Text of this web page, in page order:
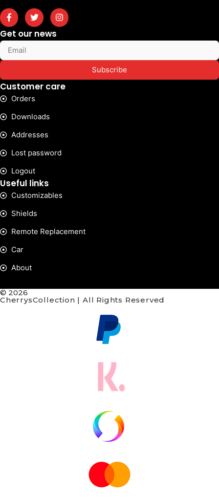
Get our news
Subscribe
Customer care
Orders
Downloads
Addresses
Lost password
Logout
Useful links
Customizables
Shields
Remote Replacement
Car
About
© 2026
CherrysCollection | All Rights Reserved